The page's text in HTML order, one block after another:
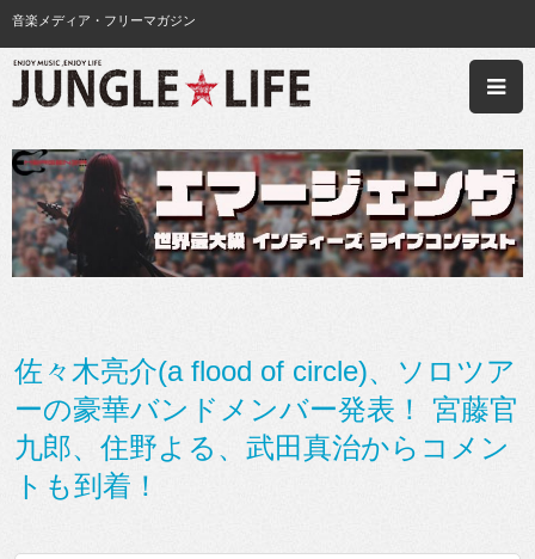
音楽メディア・フリーマガジン
佐々木亮介(a flood of circle)、ソロツア
ーの豪華バンドメンバー発表！ 宮藤官
九郎、住野よる、武田真治からコメン
トも到着！